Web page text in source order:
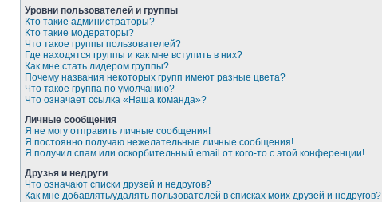
Уровни пользователей и группы
Кто такие администраторы?
Кто такие модераторы?
Что такое группы пользователей?
Где находятся группы и как мне вступить в них?
Как мне стать лидером группы?
Почему названия некоторых групп имеют разные цвета?
Что такое группа по умолчанию?
Что означает ссылка «Наша команда»?
Личные сообщения
Я не могу отправить личные сообщения!
Я постоянно получаю нежелательные личные сообщения!
Я получил спам или оскорбительный email от кого-то с этой конференции!
Друзья и недруги
Что означают списки друзей и недругов?
Как мне добавлять/удалять пользователей в списках моих друзей и недругов?